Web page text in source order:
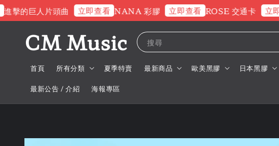
巨人片頭曲 立即查看 NANA 彩膠 立即查看 ROSE 交通卡 立即查看
CM Music 搜尋
首頁 所有分類 夏季特賣 最新商品 歐美黑膠 日本黑膠
最新公告 / 介紹 海報專區